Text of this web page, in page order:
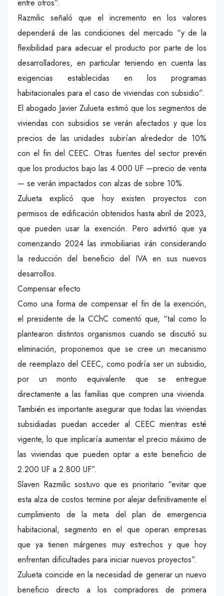
entre otros”.
Razmilic señaló que el incremento en los valores
dependerá de las condiciones del mercado “y de la
flexibilidad para adecuar el producto por parte de los
desarrolladores, en particular teniendo en cuenta las
exigencias establecidas en los programas
habitacionales para el caso de viviendas con subsidio”.
El abogado Javier Zulueta estimó que los segmentos de
viviendas con subsidios se verán afectados y que los
precios de las unidades subirían alrededor de 10%
con el fin del CEEC. Otras fuentes del sector prevén
que los productos bajo las 4.000 UF —precio de venta
— se verán impactados con alzas de sobre 10%.
Zulueta explicó que hoy existen proyectos con
permisos de edificación obtenidos hasta abril de 2023,
que pueden usar la exención. Pero advirtió que ya
comenzando 2024 las inmobiliarias irán considerando
la reducción del beneficio del IVA en sus nuevos
desarrollos.
Compensar efecto
Como una forma de compensar el fin de la exención,
el presidente de la CChC comentó que, “tal como lo
plantearon distintos organismos cuando se discutió su
eliminación, proponemos que se cree un mecanismo
de reemplazo del CEEC, como podría ser un subsidio,
por un monto equivalente que se entregue
directamente a las familias que compren una vivienda.
También es importante asegurar que todas las viviendas
subsidiadas puedan acceder al CEEC mientras esté
vigente, lo que implicaría aumentar el precio máximo de
las viviendas que pueden optar a este beneficio de
2.200 UF a 2.800 UF”.
Slaven Razmilic sostuvo que es prioritario “evitar que
esta alza de costos termine por alejar definitivamente el
cumplimiento de la meta del plan de emergencia
habitacional, segmento en el que operan empresas
que ya tienen márgenes muy estrechos y que hoy
enfrentan dificultades para iniciar nuevos proyectos”.
Zulueta coincide en la necesidad de generar un nuevo
beneficio directo a los compradores de primera